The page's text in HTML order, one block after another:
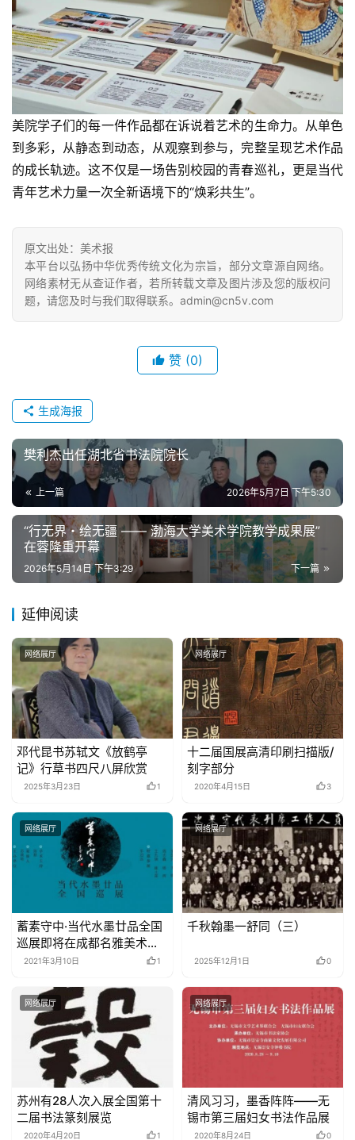
美院学子们的每一件作品都在诉说着艺术的生命力。从单色
到多彩，从静态到动态，从观察到参与，完整呈现艺术作品
的成长轨迹。这不仅是一场告别校园的青春巡礼，更是当代
青年艺术力量一次全新语境下的“焕彩共生”。
原文出处：美术报
本平台以弘扬中华优秀传统文化为宗旨，部分文章源自网络。
网络素材无从查证作者，若所转载文章及图片涉及您的版权问
题，请您及时与我们取得联系。admin@cn5v.com
赞 (0)
生成海报
樊利杰出任湖北省书法院院长
上一篇 2026年5月7日 下午5:30
“行无界・绘无疆 —— 渤海大学美术学院教学成果展”
在蓉隆重开幕
下一篇
2026年5月14日 下午3:29
延伸阅读
网络展厅
邓代昆书苏轼文《放鹤亭
记》行草书四尺八屏欣赏
2025年3月23日 1
网络展厅
十二届国展高清印刷扫描版/
刻字部分
2020年4月15日 3
网络展厅
蓄素守中·当代水墨廿品全国
巡展即将在成都名雅美术馆
开幕
2021年3月10日 1
网络展厅
千秋翰墨一舒同（三）
2025年12月1日 0
网络展厅
苏州有28人次入展全国第十
二届书法篆刻展览
2020年4月20日 1
网络展厅
清风习习，墨香阵阵——无
锡市第三届妇女书法作品展
2020年8月24日 0